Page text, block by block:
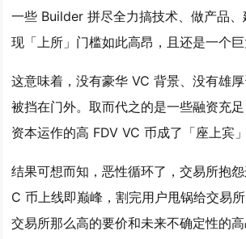
一些 Builder 拼尽全力搞技术、做产品
现「上所」门槛如此高昂，且还是一个巨
这意味着，没有豪华 VC 背景、没有雄厚
被挡在门外。取而代之的是一些融资充
资本运作的高 FDV VC 币成了「座上宾」
结果可想而知，恶性循环了，交易所抱
C 币上线即巅峰，割完用户甩锅给交易
交易所那么高的要价和未来不确定性的